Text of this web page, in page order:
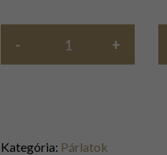
Kategória: Párlatok